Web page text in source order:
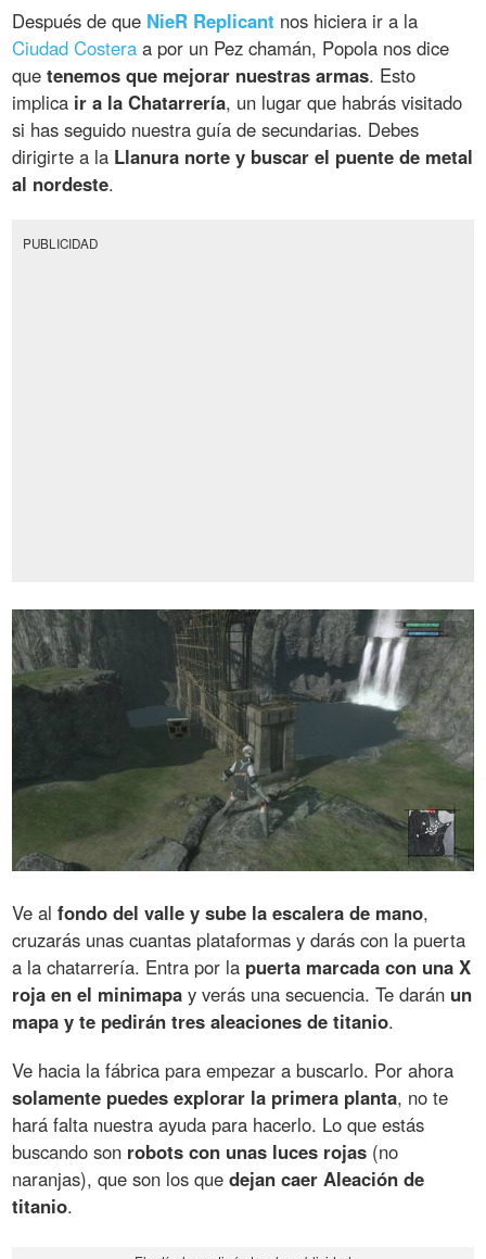
Después de que NieR Replicant nos hiciera ir a la
Ciudad Costera a por un Pez chamán, Popola nos dice
quetenemos que mejorar nuestras armas. Esto
implica ir a la Chatarrería, un lugar que habrás visitado
si has seguido nuestra guía de secundarias. Debes
dirigirte a la Llanura norte y buscar el puente de metal
al nordeste.
PUBLICIDAD
Ve alfondo del valle y sube la escalera de mano,
cruzarás unas cuantas plataformas y darás con la puerta
a la chatarrería. Entra por la puerta marcada con una X
roja en el minimapa y verás una secuencia. Te darán un
mapa y te pedirán tres aleaciones de titanio.
Ve hacia la fábrica para empezar a buscarlo. Por ahora
solamente puedes explorar la primera planta, no te
hará falta nuestra ayuda para hacerlo. Lo que estás
buscando son robots con unas luces rojas (no
naranjas), que son los quedejan caer Aleación de
titanio.